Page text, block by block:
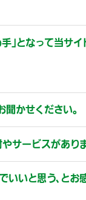
」となって当サ
かせください。
サービスがあり
いいと思う、とお